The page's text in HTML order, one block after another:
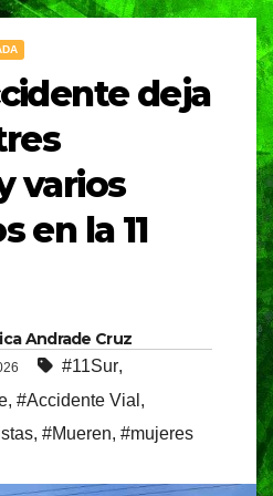
deja
varios
en la 11
Andrade Cruz
#11Sur,
, #Accidente Vial ,
, #Mueren, #mujeres